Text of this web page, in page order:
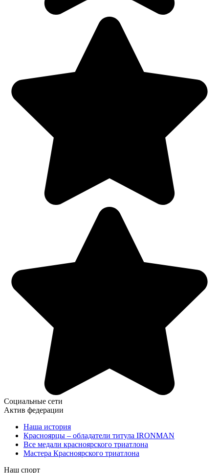
Социальные сети
Актив федерации
Наша история
Красноярцы – обладатели титула IRONMAN
Все медали красноярского триатлона
Мастера Красноярского триатлона
Наш спорт